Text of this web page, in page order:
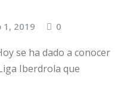
1, 2019 0
se ha dado a conocer
Iberdrola que